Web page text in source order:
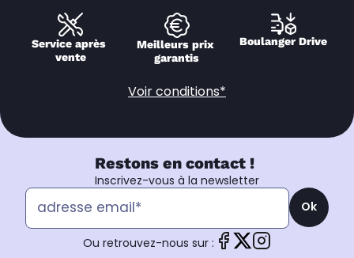
Service après
vente
Meilleurs prix
garantis
Boulanger Drive
Voir conditions*
Restons en contact !
Inscrivez-vous à la newsletter
Ok
Ou retrouvez-nous sur :